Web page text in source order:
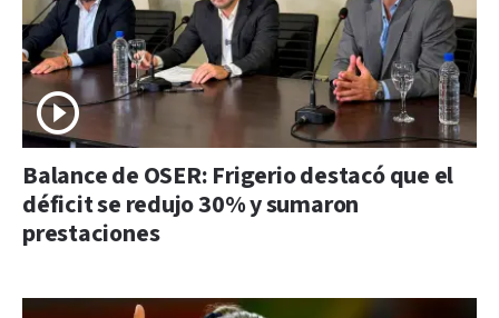
Balance de OSER: Frigerio destacó que el
déficit se redujo 30% y sumaron
prestaciones